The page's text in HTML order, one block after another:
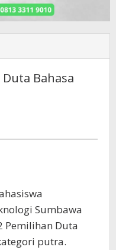
Bahasa
Sumbawa
Pemilihan Duta
putra.